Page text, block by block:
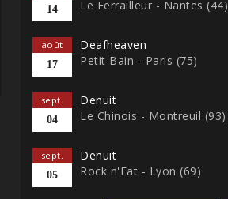
14
Le Ferrailleur - Nantes (44)
août
17
Deafheaven
Petit Bain - Paris (75)
sept.
04
Denuit
Le Chinois - Montreuil (93)
sept.
05
Denuit
Rock n'Eat - Lyon (69)